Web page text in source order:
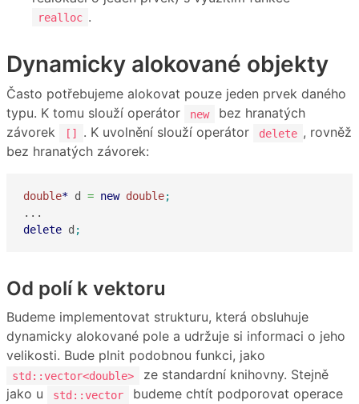
realloc .
Dynamicky alokované objekty
Často potřebujeme alokovat pouze jeden prvek daného
typu. K tomu slouží operátor
new
bez hranatých
závorek
[] . K uvolnění slouží operátor delete , rovněž
bez hranatých závorek:
double* d = new double;
delete d ;
Od polí k vektoru
Budeme implementovat strukturu, která obsluhuje
dynamicky alokované pole a udržuje si informaci o jeho
velikosti. Bude plnit podobnou funkci, jako
std::vector<double>
ze standardní knihovny. Stejně
jako u
std::vector budeme chtít podporovat operace